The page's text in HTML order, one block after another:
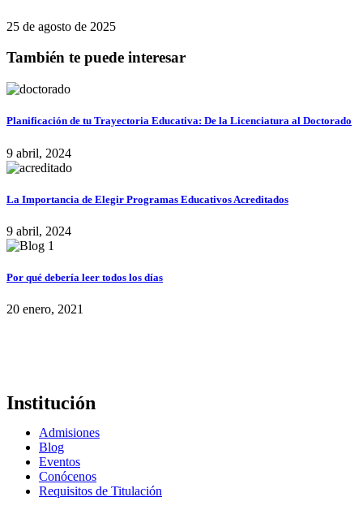
25 de agosto de 2025
También te puede interesar
Planificación de tu Trayectoria Educativa: De la Licenciatura al Doctorado
9 abril, 2024
La Importancia de Elegir Programas Educativos Acreditados
9 abril, 2024
Por qué debería leer todos los días
20 enero, 2021
Institución
Admisiones
Blog
Eventos
Conócenos
Requisitos de Titulación